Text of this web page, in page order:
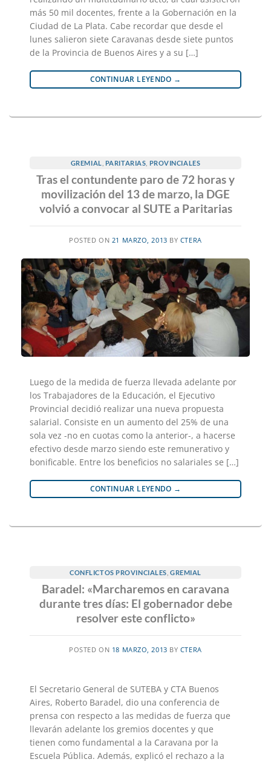
más 50 mil docentes, frente a la Gobernación en la
Ciudad de La Plata. Cabe recordar que desde el
lunes salieron siete Caravanas desde siete puntos
de la Provincia de Buenos Aires y a su […]
CONTINUAR LEYENDO →
GREMIAL PARITARIAS PROVINCIALES
Tras el contundente paro de 72 horas y
movilización del 13 de marzo, la DGE
volvió a convocar al SUTE a Paritarias
POSTED ON 21 MARZO, 2013 BY CTERA
Luego de la medida de fuerza llevada adelante por
los Trabajadores de la Educación, el Ejecutivo
Provincial decidió realizar una nueva propuesta
salarial. Consiste en un aumento del 25% de una
sola vez -no en cuotas como la anterior-, a hacerse
efectivo desde marzo siendo este remunerativo y
bonificable. Entre los beneficios no salariales se […]
CONTINUAR LEYENDO →
CONFLICTOS PROVINCIALES ,GREMIAL
Baradel: «Marcharemos en caravana
durante tres días: El gobernador debe
resolver este conflicto»
POSTED ON 18 MARZO, 2013 BY CTERA
El Secretario General de SUTEBA y CTA Buenos
Aires, Roberto Baradel, dio una conferencia de
prensa con respecto a las medidas de fuerza que
llevarán adelante los gremios docentes y que
tienen como fundamental a la Caravana por la
Escuela Pública. Además, explicó el rechazo a la